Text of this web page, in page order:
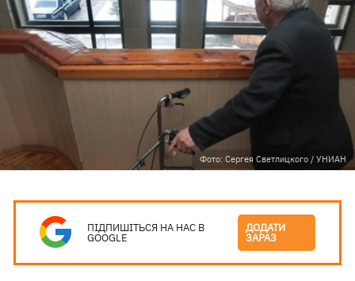
Фото: Сергея Светлицкого / УНИАН
ПІДПИШІТЬСЯ НА НАС В
GOOGLE
ДОДАТИ
ЗАРАЗ